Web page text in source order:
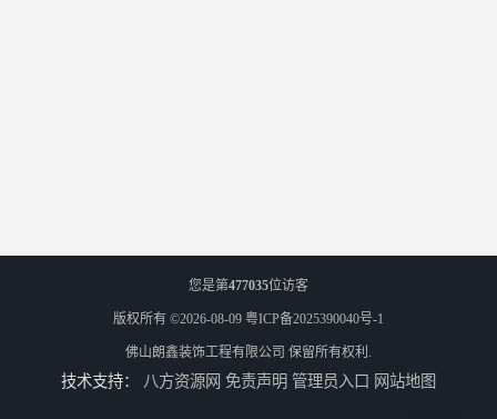
您是第477035位访客
版权所有 ©2026-08-09 粤ICP备2025390040号-1
佛山朗鑫装饰工程有限公司 保留所有权利.
技术支持： 八方资源网 免责声明 管理员入口 网站地图